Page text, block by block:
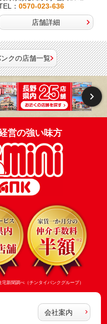
：0570-023-636
店舗詳細
クの店舗一覧
営の強い味方
新聞調べ（チンタイバンクグループ）
会社案内